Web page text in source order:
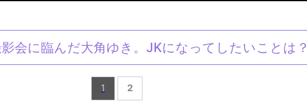
会に臨んだ大角ゆき。JKになってしたいことは？
1 2